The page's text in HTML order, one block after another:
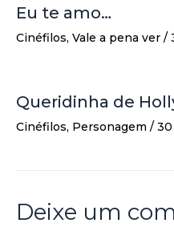
Eu te amo…
Cinéfilos, Vale a pena ver /
Queridinha de
Cinéfilos, Personagem /
Deixe um